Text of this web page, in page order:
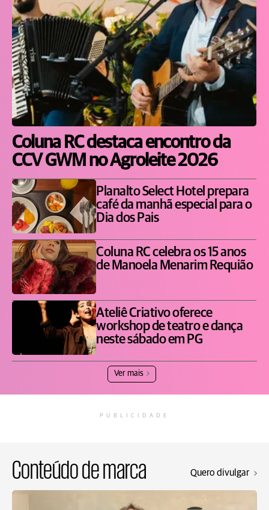
Coluna RC destaca encontro da
CCV GWM no Agroleite 2026
Planalto Select Hotel prepara
café da manhã especial para o
Dia dos Pais
Coluna RC celebra os 15 anos
de Manoela Menarim Requião
Ateliê Criativo oferece
workshop de teatro e dança
neste sábado em PG
Ver mais
PUBLICIDADE
Conteúdo de marca Quero divulgar